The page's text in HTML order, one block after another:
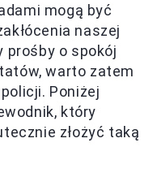
mogą być
naszej
prośby o spokój
warto zatem
Poniżej
który
złożyć taką